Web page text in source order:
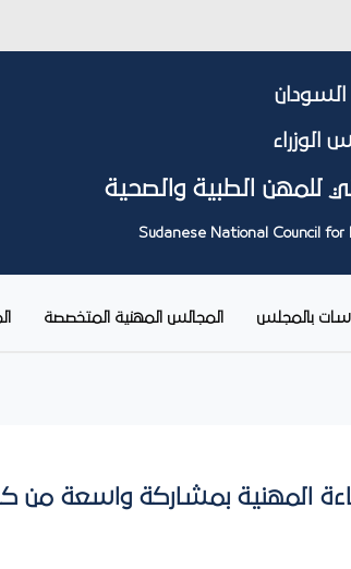
الوزراء
للمهن الطبية والصحية
Sudanese National Council
بالمجلس المجالس المهنية المتخصصة
المهنية بمشاركة واسعة من